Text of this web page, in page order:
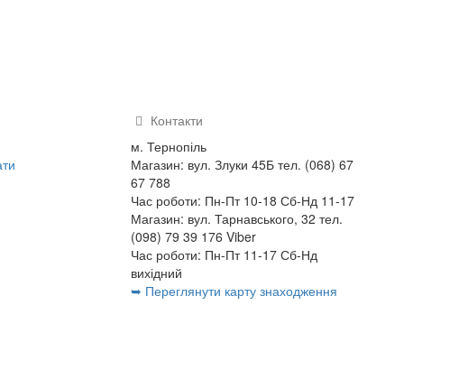
Контакти
м. Тернопіль
Магазин: вул. Злуки 45Б тел. (068) 67
67 788
Час роботи: Пн-Пт 10-18 Сб-Нд 11-17
Магазин: вул. Тарнавського, 32 тел.
(098) 79 39 176 Viber
Час роботи: Пн-Пт 11-17 Сб-Нд
вихідний
➥ Переглянути карту знаходження